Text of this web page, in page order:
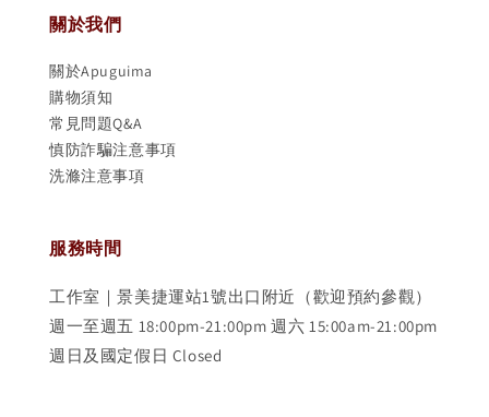
關於我們
關於Apuguima
購物須知
常見問題Q&A
慎防詐騙注意事項
洗滌注意事項
服務時間
工作室｜景美捷運站1號出口附近（歡迎預約參觀）
週一至週五 18:00pm-21:00pm 週六 15:00am-21:00pm
週日及國定假日 Closed